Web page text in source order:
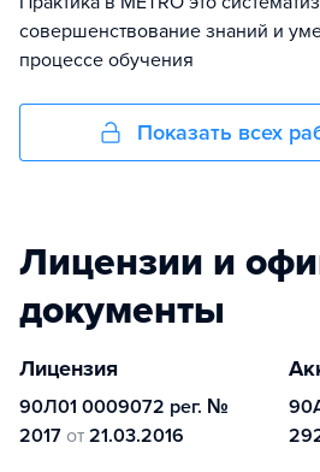
совершенствование знаний и
процессе обучения
Показать всех
Лицензии и
документы
Лицензия
90Л01 0009072 рег. №
2017 от 21.03.2016